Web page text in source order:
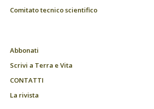
Comitato tecnico scientifico
Abbonati
Scrivi a Terra e Vita
CONTATTI
La rivista